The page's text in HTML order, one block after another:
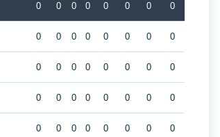
0 0 0 0 0 0 0 0
0 0 0 0 0 0 0 0
0 0 0 0 0 0 0 0
0 0 0 0 0 0 0 0
0 0 0 0 0 0 0 0